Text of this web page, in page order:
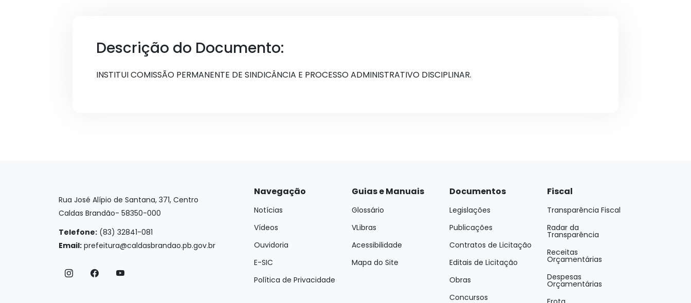
Descrição do Documento:
INSTITUI COMISSÃO PERMANENTE DE SINDICÂNCIA E PROCESSO ADMINISTRATIVO DISCIPLINAR.
Rua José Alípio de Santana, 371, Centro
Caldas Brandão- 58350-000
Telefone: (83) 32841-081
Email: prefeitura@caldasbrandao.pb.gov.br
Navegação
Notícias
Vídeos
Ouvidoria
E-SIC
Política de Privacidade
Guias e Manuais
Glossário
VLibras
Acessibilidade
Mapa do Site
Documentos
Legislações
Publicações
Contratos de Licitação
Editais de Licitação
Obras
Concursos
Fiscal
Transparência Fiscal
Radar da
Transparência
Receitas
Orçamentárias
Despesas
Orçamentárias